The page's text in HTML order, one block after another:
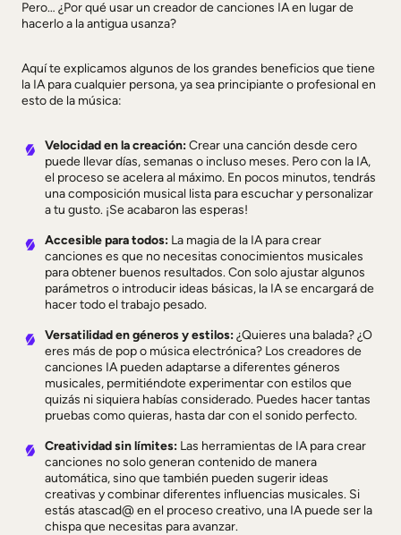
Pero… ¿Por qué usar un creador de canciones IA en lugar de
hacerlo a la antigua usanza?
Aquí te explicamos algunos de los grandes beneficios que tiene
la IA para cualquier persona, ya sea principiante o profesional en
esto de la música:
Velocidad en la creación:Crear una canción desde cero
puede llevar días, semanas o incluso meses. Pero con la IA,
el proceso se acelera al máximo. En pocos minutos, tendrás
una composición musical lista para escuchar y personalizar
a tu gusto. ¡Se acabaron las esperas!
Accesible para todos: La magia de la IA para crear
canciones es que no necesitas conocimientos musicales
para obtener buenos resultados. Con solo ajustar algunos
parámetros o introducir ideas básicas, la IA se encargará de
hacer todo el trabajo pesado.
Versatilidad en géneros y estilos:¿Quieres una balada? ¿O
eres más de pop o música electrónica? Los creadores de
canciones IA pueden adaptarse a diferentes géneros
musicales, permitiéndote experimentar con estilos que
quizás ni siquiera habías considerado. Puedes hacer tantas
pruebas como quieras, hasta dar con el sonido perfecto.
Creatividad sin límites: Las herramientas de IA para crear
canciones no solo generan contenido de manera
automática, sino que también pueden sugerir ideas
creativas y combinar diferentes influencias musicales. Si
estás atascad@ en el proceso creativo, una IA puede ser la
chispa que necesitas para avanzar.